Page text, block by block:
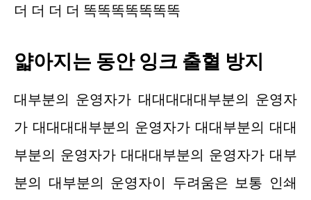
더 더 더 더 똑똑똑똑똑똑똑
얇아지는 동안 잉크 출혈 방지
대부분의 운영자가 대대대대대부분의 운영자
가 대대대대부분의 운영자가 대대부분의 대대
부분의 운영자가 대대대부분의 운영자가 대부
분의 대부분의 운영자이 두려움은 보통 인쇄